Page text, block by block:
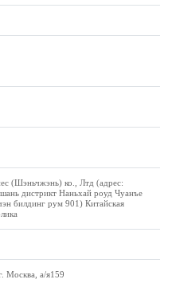
(Шэньчжэнь) ко., Лтд (адрес:
дистрикт Наньхай роуд Чуанъе
билдинг рум 901) Китайская
Москва, а/я159